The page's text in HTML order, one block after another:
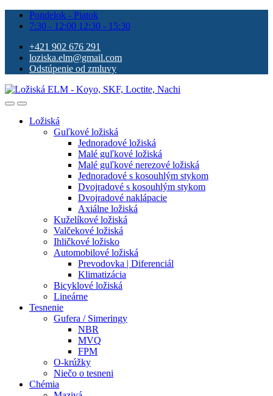
Pondelok - Piatok
7:30 - 12:00 12:30 - 15:30
+421 902 676 291
loziska.elm@gmail.com
Odstúpenie od zmluvy
Ložiská
Guľkové ložiská
Jednoradové ložiská
Malé guľkové ložiská
Malé guľkové nerezové ložiská
Jednoradové s kosouhlým stykom
Dvojradové s kosouhlým stykom
Dvojradové naklápacie
Axiálne ložiská
Kuželíkové ložiská
Valčekové ložiská
Ihličkové ložisko
Automobilové ložiská
Prevodovka | Diferenciál
Klimatizácia
Bicyklové ložiská
Lineárne
Tesnenie
Gufera / Simeringy
NBR
MVQ
FPM
O-krúžky
Niečo o tesneni
Chémia